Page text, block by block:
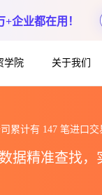
+企业都在用！
学院 关于我们
累计有 147 笔进口交
据精准查找